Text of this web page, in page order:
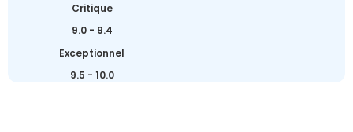
Critique
9.0 - 9.4
Exceptionnel
9.5 - 10.0